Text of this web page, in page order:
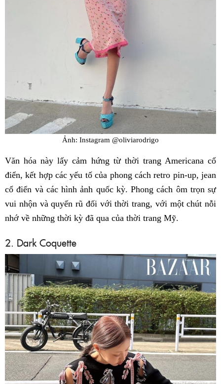
Ảnh: Instagram @oliviarodrigo
Văn hóa này lấy cảm hứng từ thời trang Americana cổ
điển, kết hợp các yếu tố của phong cách retro pin-up, jean
cổ điển và các hình ảnh quốc kỳ. Phong cách ôm trọn sự
vui nhộn và quyến rũ đối với thời trang, với một chút nỗi
nhớ về những thời kỳ đã qua của thời trang Mỹ.
2. Dark Coquette